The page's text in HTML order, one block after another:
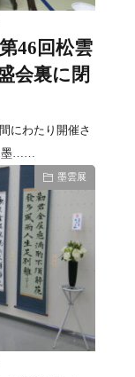
46回松雲
会裏に閉
にわたり開催さ
墨……
墨雲展